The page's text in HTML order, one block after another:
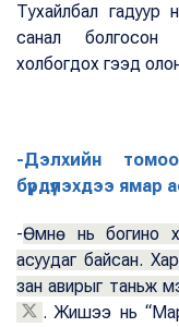
Тухайлбал гадуур
санал болгосон
холбогдох гээд олон
-Дэлхийн
бүрдүүлэхдээ
-Өмнө нь богино
асуудаг байсан.
зан авирыг таньж
. Жишээ нь